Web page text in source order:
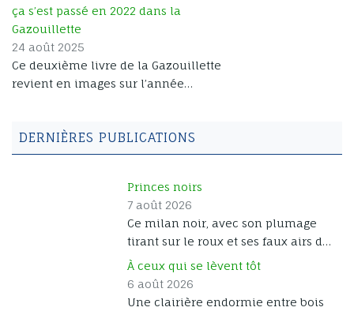
ça s’est passé en 2022 dans la
Gazouillette
24 août 2025
Ce deuxième livre de la Gazouillette
revient en images sur l’année
Fuerteventura. La Cabane à Dupdup
a permis de très belles images de
Camargue en hiver amène ses
rencontres avec les oiseaux du bord
de mer, et les hôtes de la mangeoire
et du village sont toujours à
l’honneur. Vous pouvez feuilleter ce
livre en cliquant sur les flèches et
pages de gauche et de droite, ou en
DERNIÈRES PUBLICATIONS
Princes noirs
7 août 2026
Ce milan noir, avec son plumage
tirant sur le roux et ses faux airs de
milan royal, a justement une
annonce royale à faire. Les jeunes
princes de l’année ont pris leur
À ceux qui se lèvent tôt
6 août 2026
Une clairière endormie entre bois